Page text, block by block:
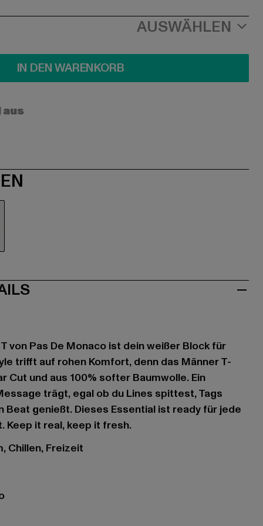
AUSWÄHLEN
IN DEN WARENKORB
von Pas De Monaco ist dein weißer Block für
trifft auf rohen Komfort, denn das Männer T-
Cut und aus 100% softer Baumwolle. Ein
trägt, egal ob du Lines spittest, Tags
genießt. Dieses Essential ist ready für jede
Keep it real, keep it fresh.
Chillen, Freizeit